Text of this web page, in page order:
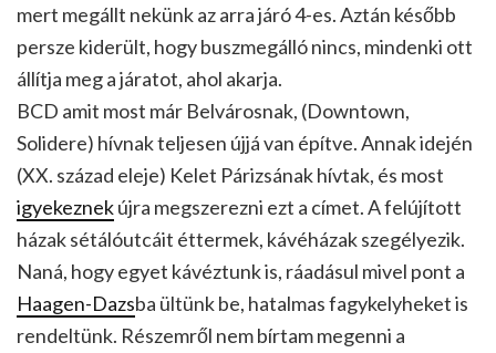
mert megállt nekünk az arra járó 4-es. Aztán később
persze kiderült, hogy buszmegálló nincs, mindenki ott
állítja meg a járatot, ahol akarja.
BCD amit most már Belvárosnak, (Downtown,
Solidere) hívnak teljesen újjá van építve. Annak idején
(XX. század eleje) Kelet Párizsának hívtak, és most
igyekeznekújra megszerezni ezt a címet. A felújított
házak sétálóutcáit éttermek, kávéházak szegélyezik.
Naná, hogy egyet kávéztunk is, ráadásul mivel pont a
Haagen-Dazsba ültünk be, hatalmas fagykelyheket is
rendeltünk. Részemről nem bírtam megenni a